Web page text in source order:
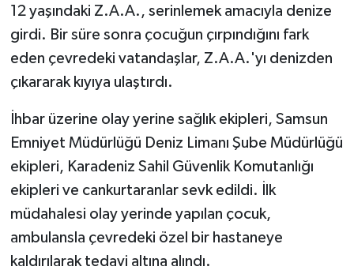
12 yaşındaki Z.A.A., serinlemek amacıyla denize
girdi. Bir süre sonra çocuğun çırpındığını fark
eden çevredeki vatandaşlar, Z.A.A.'yı denizden
çıkararak kıyıya ulaştırdı.
İhbar üzerine olay yerine sağlık ekipleri, Samsun
Emniyet Müdürlüğü Deniz Limanı Şube Müdürlüğü
ekipleri, Karadeniz Sahil Güvenlik Komutanlığı
ekipleri ve cankurtaranlar sevk edildi. İlk
müdahalesi olay yerinde yapılan çocuk,
ambulansla çevredeki özel bir hastaneye
kaldırılarak tedavi altına alındı.